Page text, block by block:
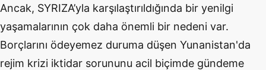
Ancak, SYRIZA’yla karşılaştırıldığında bir yenilgi
yaşamalarının çok daha önemli bir nedeni var.
Borçlarını ödeyemez duruma düşen Yunanistan'da
rejim krizi iktidar sorununu acil biçimde gündeme